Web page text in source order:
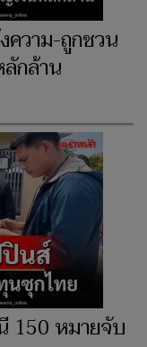
ความ-ถูกชวน
กล้าน
150 หมายจับ